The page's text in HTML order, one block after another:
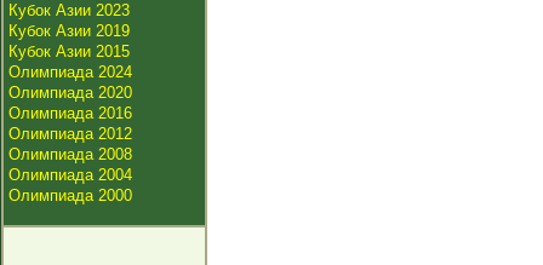
Кубок Азии 2023
Кубок Азии 2019
Кубок Азии 2015
Олимпиада 2024
Олимпиада 2020
Олимпиада 2016
Олимпиада 2012
Олимпиада 2008
Олимпиада 2004
Олимпиада 2000